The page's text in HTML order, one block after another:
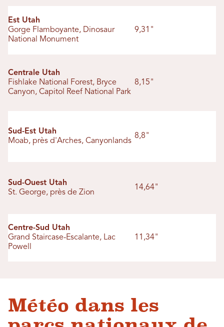
Est Utah
Gorge Flamboyante, Dinosaur
National Monument
9,31"
Centrale Utah
Fishlake National Forest, Bryce
Canyon, Capitol Reef National Park
8,15"
Sud-Est Utah
Moab, près d'Arches, Canyonlands
8,8"
Sud-Ouest Utah
St. George, près de Zion
14,64"
Centre-Sud Utah
Grand Staircase-Escalante, Lac
Powell
11,34"
Météo dans les